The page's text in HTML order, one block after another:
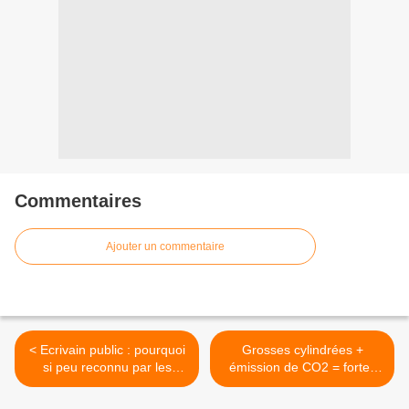
Commentaires
Ajouter un commentaire
< Ecrivain public : pourquoi
si peu reconnu par les
collectivités ?
Grosses cylindrées +
émission de CO2 = fortes
pénalités en 2013 >